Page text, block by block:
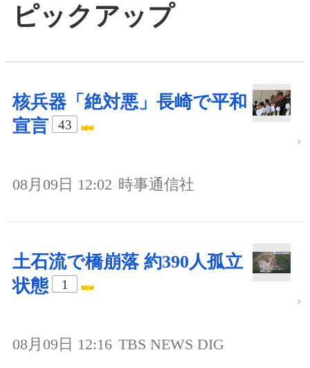
ピックアップ
核兵器「絶対悪」長崎で平和
宣言
43
08月09日 12:02 時事通信社
土石流で橋崩落 約390人孤立
状態
1
08月09日 12:16 TBS NEWS DIG